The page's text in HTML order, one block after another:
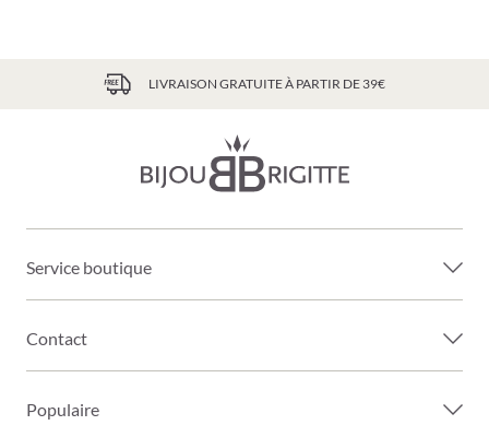
LIVRAISON GRATUITE À PARTIR DE 39€
Service boutique
Contact
Populaire